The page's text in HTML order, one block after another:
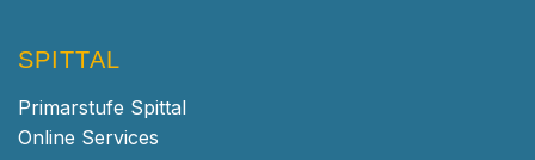
SPITTAL
Primarstufe Spittal
Online Services